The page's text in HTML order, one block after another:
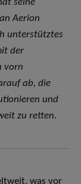
seine
Aerion
unterstütztes
der
vorn
ab, die
und
zu retten.
was vor